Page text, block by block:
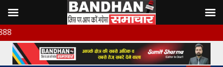
Skip
to
content